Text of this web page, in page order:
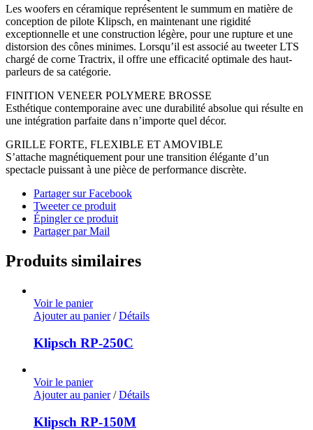
Les woofers en céramique représentent le summum en matière de
conception de pilote Klipsch, en maintenant une rigidité
exceptionnelle et une construction légère, pour une rupture et une
distorsion des cônes minimes. Lorsqu’il est associé au tweeter LTS
chargé de corne Tractrix, il offre une efficacité optimale des haut-
parleurs de sa catégorie.
FINITION VENEER POLYMERE BROSSE
Esthétique contemporaine avec une durabilité absolue qui résulte en
une intégration parfaite dans n’importe quel décor.
GRILLE FORTE, FLEXIBLE ET AMOVIBLE
S’attache magnétiquement pour une transition élégante d’un
spectacle puissant à une pièce de performance discrète.
Partager sur Facebook
Tweeter ce produit
Épingler ce produit
Partager par Mail
Produits similaires
Voir le panier
Ajouter au panier / Détails
Klipsch RP-250C
Voir le panier
Ajouter au panier / Détails
Klipsch RP-150M